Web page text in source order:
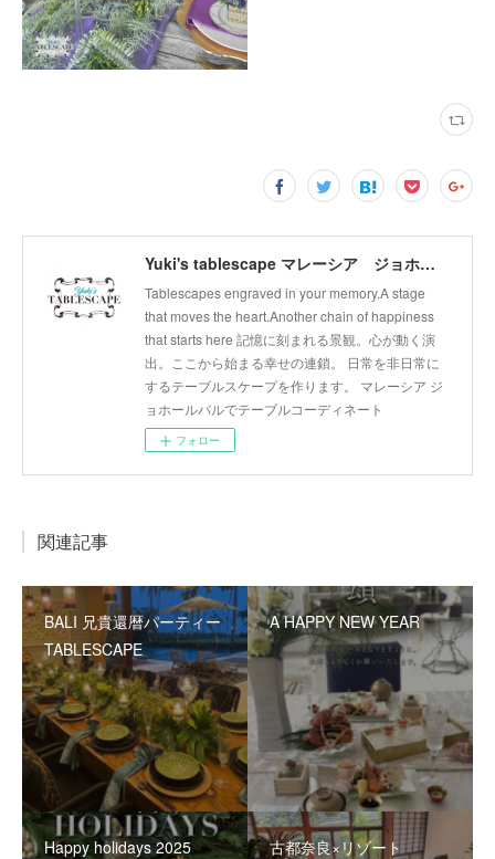
Yuki's tablescape マレーシア ジョホールバル テーブルコーディネート テーブルから幸せの連鎖広げます。
Tablescapes engraved in your memory.A stage
that moves the heart.Another chain of happiness
that starts here 記憶に刻まれる景観。心が動く演
出。ここから始まる幸せの連鎖。 日常を非日常に
するテーブルスケープを作ります。 マレーシア ジ
ョホールバルでテーブルコーディネート
フォロー
関連記事
BALI 兄貴還暦パーティー
TABLESCAPE
A HAPPY NEW YEAR
Happy holidays 2025 古都奈良×リゾート